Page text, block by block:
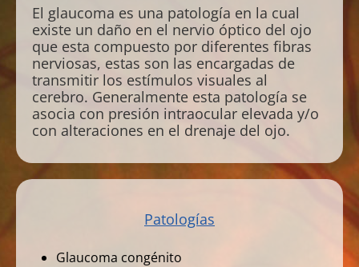
El glaucoma es una patología en la cual
existe un daño en el nervio óptico del ojo
que esta compuesto por diferentes fibras
nerviosas, estas son las encargadas de
transmitir los estímulos visuales al
cerebro. Generalmente esta patología se
asocia con presión intraocular elevada y/o
con alteraciones en el drenaje del ojo.
Patologías
Glaucoma congénito